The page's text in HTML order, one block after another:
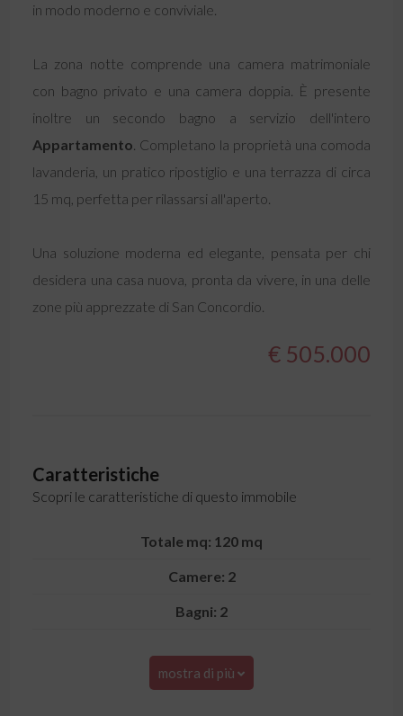
in modo moderno e conviviale.
La zona notte comprende una camera matrimoniale
con bagno privato e una camera doppia. È presente
inoltre un secondo bagno a servizio dell'intero
Appartamento . Completano la proprietà una comoda
lavanderia, un pratico ripostiglio e una terrazza di circa
15 mq, perfetta per rilassarsi all'aperto.
Una soluzione moderna ed elegante, pensata per chi
desidera una casa nuova, pronta da vivere, in una delle
zone più apprezzate di San Concordio.
€ 505.000
Caratteristiche
Scopri le caratteristiche di questo immobile
Totale mq: 120 mq
Camere: 2
Bagni: 2
mostra di più